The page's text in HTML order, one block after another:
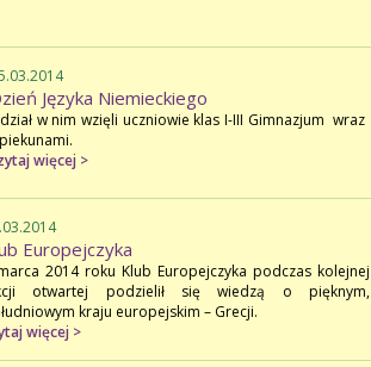
Języka Niemieckiego
w nim wzięli uczniowie klas I-III Gimnazjum wraz
więcej >
Europejczyka
2014 roku Klub Europejczyka podczas kolejnej
otwartej podzielił się wiedzą o pięknym,
kraju europejskim – Grecji.
więcej >